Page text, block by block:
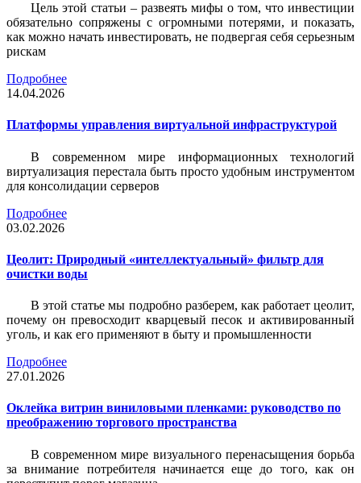
Цель этой статьи – развеять мифы о том, что инвестиции
обязательно сопряжены с огромными потерями, и показать,
как можно начать инвестировать, не подвергая себя серьезным
рискам
Подробнее
14.04.2026
Платформы управления виртуальной инфраструктурой
В современном мире информационных технологий
виртуализация перестала быть просто удобным инструментом
для консолидации серверов
Подробнее
03.02.2026
Цеолит: Природный «интеллектуальный» фильтр для
очистки воды
В этой статье мы подробно разберем, как работает цеолит,
почему он превосходит кварцевый песок и активированный
уголь, и как его применяют в быту и промышленности
Подробнее
27.01.2026
Оклейка витрин виниловыми пленками: руководство по
преображению торгового пространства
В современном мире визуального перенасыщения борьба
за внимание потребителя начинается еще до того, как он